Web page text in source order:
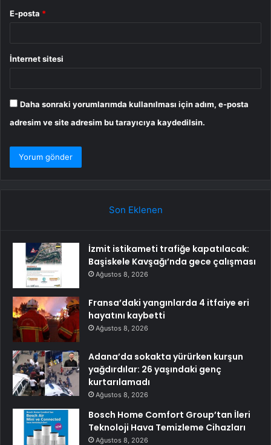
E-posta *
İnternet sitesi
Daha sonraki yorumlarımda kullanılması için adım, e-posta
adresim ve site adresim bu tarayıcıya kaydedilsin.
Son Eklenen
İzmit istikameti trafiğe kapatılacak:
Başiskele Kavşağı’nda gece çalışması
Ağustos 8, 2026
Fransa’daki yangınlarda 4 itfaiye eri
hayatını kaybetti
Ağustos 8, 2026
Adana’da sokakta yürürken kurşun
yağdırdılar: 26 yaşındaki genç
kurtarılamadı
Ağustos 8, 2026
Bosch Home Comfort Group’tan İleri
Teknoloji Hava Temizleme Cihazları
Ağustos 8, 2026